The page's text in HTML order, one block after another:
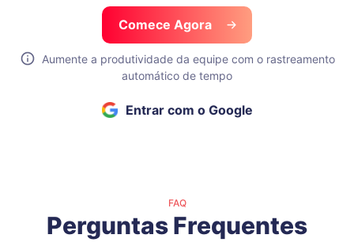
Comece Agora
Aumente a produtividade da equipe com o rastreamento
automático de tempo
Entrar com o Google
FAQ
Perguntas Frequentes